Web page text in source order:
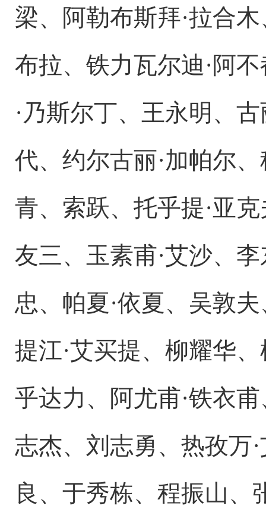
梁、阿勒布斯拜·拉合
布拉、铁力瓦尔迪·阿
·乃斯尔丁、王永明、
代、约尔古丽·加帕尔
青、索跃、托乎提·亚
友三、玉素甫·艾沙、
忠、帕夏·依夏、吴敦
提江·艾买提、柳耀华
乎达力、阿尤甫·铁衣
志杰、刘志勇、热孜万
良、于秀栋、程振山、